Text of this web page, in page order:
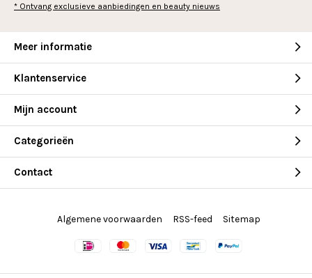
* Ontvang exclusieve aanbiedingen en beauty nieuws
Meer informatie
Klantenservice
Mijn account
Categorieën
Contact
Algemene voorwaarden RSS-feed Sitemap